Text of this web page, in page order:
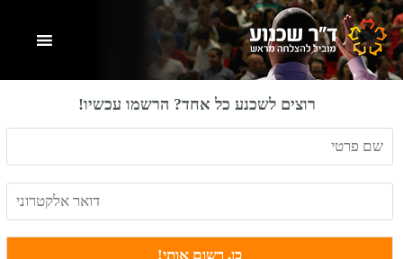
Skip
to
main
Skip
to
primary
Skip
to
footer
רוצים לשכנע כל אחד? הרשמו עכשיו!